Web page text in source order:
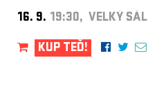
16. 9. 19:30, VELKÝ SÁL
KUP TEĎ!